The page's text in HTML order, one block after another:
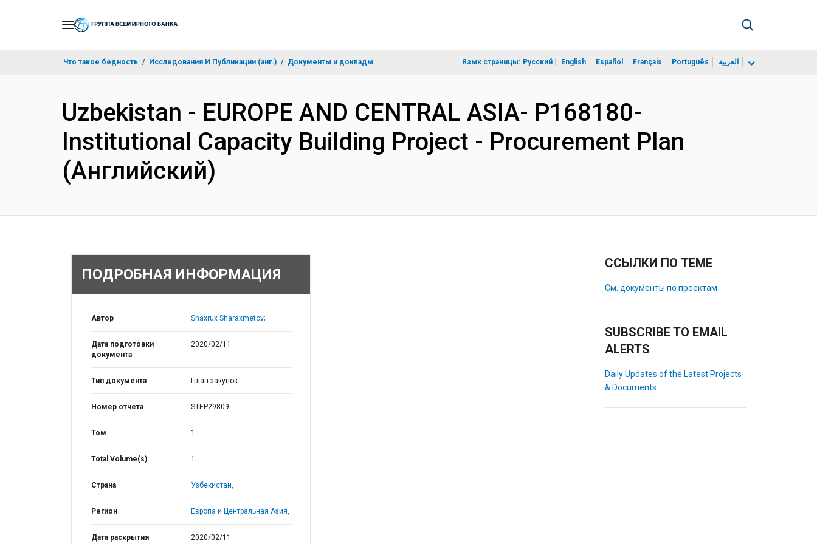
Что такое бедность Исследования И Публикации (анг.) Документы и доклады Язык страницы: Русский English Español Français Português العربية
Uzbekistan - EUROPE AND CENTRAL ASIA- P168180-
Institutional Capacity Building Project - Procurement Plan
(Английский)
ПОДРОБНАЯ ИНФОРМАЦИЯ
Автор Shaxrux Sharaxmetov;
Дата подготовки
документа
2020/02/11
Тип документа План закупок
Номер отчета STEP29809
Том 1
Total Volume(s) 1
Страна Узбекистан,
Регион Европа и Центральная Азия,
Дата раскрытия
2020/02/11
ССЫЛКИ ПО ТЕМЕ
См. документы по проектам
SUBSCRIBE TO EMAIL
ALERTS
Daily Updates of the Latest Projects
& Documents